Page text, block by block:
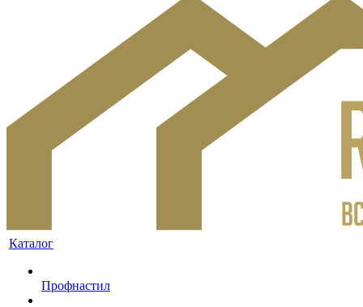
Каталог
Профнастил